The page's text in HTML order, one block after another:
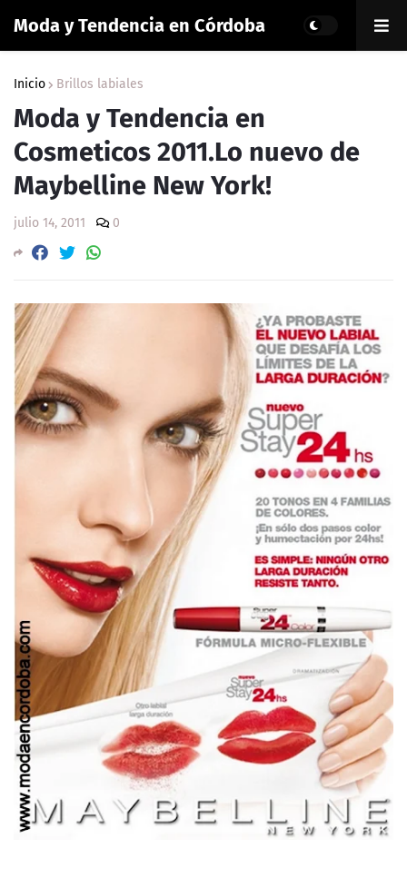
Moda y Tendencia en Córdoba
Inicio Brillos labiales
Moda y Tendencia en
Cosmeticos 2011.Lo nuevo de
Maybelline New York!
julio 14, 2011 0